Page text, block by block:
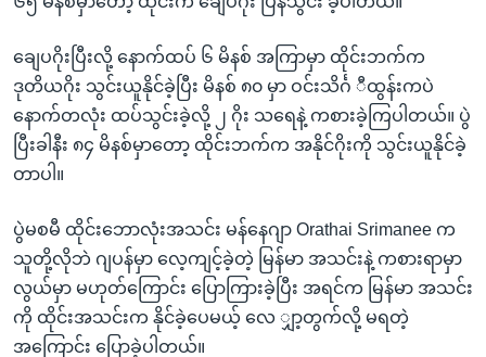
ချေပဂိုးပြီးလို့ နောက်ထပ် ၆ မိနစ် အကြာမှာ ထိုင်းဘက်က
ဒုတိယဂိုး သွင်းယူနိုင်ခဲ့ပြီး မိနစ် ၈၀ မှာ ဝင်းသိင်္ဂ ီထွန်းကပဲ
နောက်တလုံး ထပ်သွင်းခဲ့လို့ ၂ ဂိုး သရေနဲ့ ကစားခဲ့ကြပါတယ်။ ပွဲ
ပြီးခါနီး ၈၄ မိနစ်မှာတော့ ထိုင်းဘက်က အနိုင်ဂိုးကို သွင်းယူနိုင်ခဲ့
တာပါ။
ပွဲမစမီ ထိုင်းဘောလုံးအသင်း မန်နေဂျာ Orathai Srimanee က
သူတို့လိုဘဲ ဂျပန်မှာ လေ့ကျင့်ခဲ့တဲ့ မြန်မာ အသင်းနဲ့ ကစားရာမှာ
လွယ်မှာ မဟုတ်ကြောင်း ပြောကြားခဲ့ပြီး အရင်က မြန်မာ အသင်း
ကို ထိုင်းအသင်းက နိုင်ခဲ့ပေမယ့် လေ ျှာ့တွက်လို့ မရတဲ့
အကြောင်း ပြောခဲ့ပါတယ်။